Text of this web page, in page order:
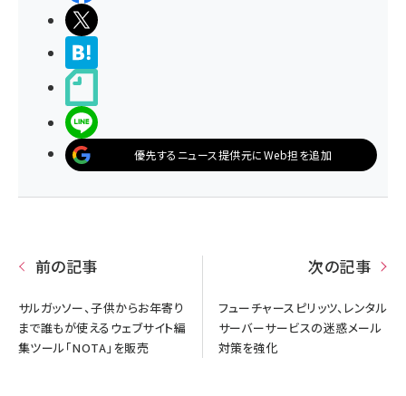
優先するニュース提供元にWeb担を追加
前の記事
サルガッソー、子供からお年寄り
まで誰もが使えるウェブサイト編
集ツール「NOTA」を販売
次の記事
フューチャースピリッツ、レンタル
サーバーサービスの迷惑メール
対策を強化